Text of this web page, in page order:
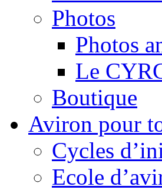
Photos
Photos
Le
Boutique
Aviron pour
Cycles
Ecole